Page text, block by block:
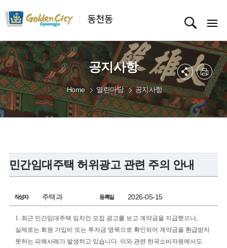
공지사항
Home 열린마당 공지사항
민간임대주택 허위광고 관련 주의 안내
작성자 주택과 등록일 2026-05-15
1. 최근 민간임대주택 임차인 모집 광고를 보고 계약금을 지급했으나,
실제로는 회원 가입비 또는 투자금 명목으로 확인되어 계약금을 환급받지
못하는 피해사례가 발생하고 있습니다. 이와 관련 한국소비자원에서도